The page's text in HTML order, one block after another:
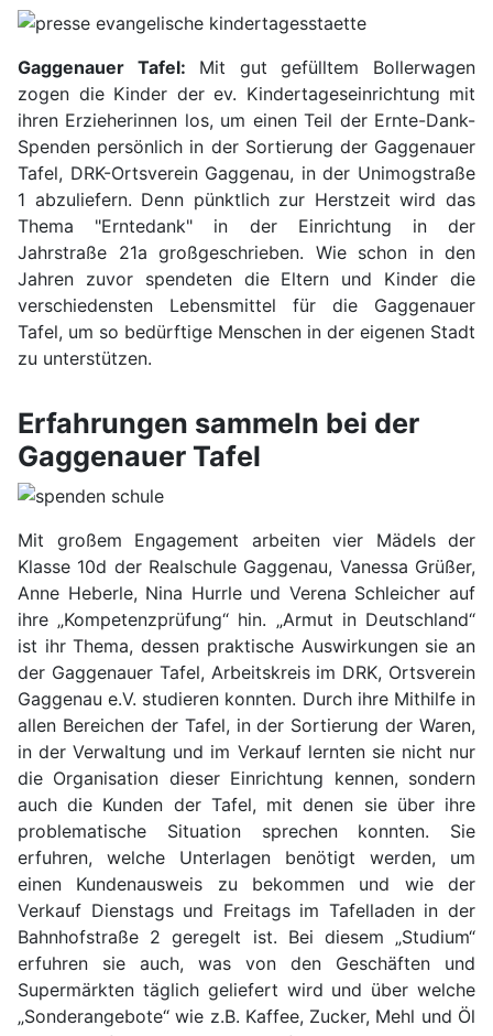
Gaggenauer Tafel: Mit gut gefülltem Bollerwagen
zogen die Kinder der ev. Kindertageseinrichtung mit
ihren Erzieherinnen los, um einen Teil der Ernte-Dank-
Spenden persönlich in der Sortierung der Gaggenauer
Tafel, DRK-Ortsverein Gaggenau, in der Unimogstraße
1 abzuliefern. Denn pünktlich zur Herstzeit wird das
Thema "Erntedank" in der Einrichtung in der
Jahrstraße 21a großgeschrieben. Wie schon in den
Jahren zuvor spendeten die Eltern und Kinder die
verschiedensten Lebensmittel für die Gaggenauer
Tafel, um so bedürftige Menschen in der eigenen Stadt
zu unterstützen.
Erfahrungen sammeln bei der
Gaggenauer Tafel
Mit großem Engagement arbeiten vier Mädels der
Klasse 10d der Realschule Gaggenau, Vanessa Grüßer,
Anne Heberle, Nina Hurrle und Verena Schleicher auf
ihre „Kompetenzprüfung“ hin. „Armut in Deutschland“
ist ihr Thema, dessen praktische Auswirkungen sie an
der Gaggenauer Tafel, Arbeitskreis im DRK, Ortsverein
Gaggenau e.V. studieren konnten. Durch ihre Mithilfe in
allen Bereichen der Tafel, in der Sortierung der Waren,
in der Verwaltung und im Verkauf lernten sie nicht nur
die Organisation dieser Einrichtung kennen, sondern
auch die Kunden der Tafel, mit denen sie über ihre
problematische Situation sprechen konnten. Sie
erfuhren, welche Unterlagen benötigt werden, um
einen Kundenausweis zu bekommen und wie der
Verkauf Dienstags und Freitags im Tafelladen in der
Bahnhofstraße 2 geregelt ist. Bei diesem „Studium“
erfuhren sie auch, was von den Geschäften und
Supermärkten täglich geliefert wird und über welche
„Sonderangebote“ wie z.B. Kaffee, Zucker, Mehl und Öl